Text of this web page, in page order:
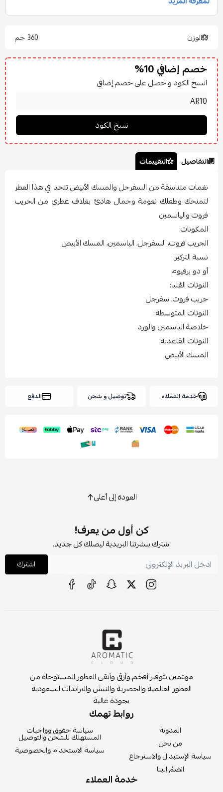
الوزن 360 جم
خصم إضافي 10%
انسخ الكود واحصل على خصم إضافي
التفاصيل التقييمات
نغمات متناسقة من السفرجل والمسك الأبيض تتحد في هذا العطر
لتمنحك وطفلك نعومة وجمال هادئ بغلاف عطري من الجريب
فروت والياسمين
المكونات:
الجريب فروت، السفرجل، الياسمين، المسك الأبيض
نسبة التركيز:
أو دو برفيوم
النوتات العُليا:
جريب فروت، سفرجل
النوتات المتوسطة:
خلاصة الياسمين والورد
النوتات القاعدية:
المسك الأبيض
خدمة العملاء توصيل و شحن الدفع
العودة إلى أعلى
كن أول من يعرف!
اشترك بنشرتنا البريدية ليصلك كل جديد.
اشترك
مهتمين بتوفير أفخم وأرقى وأنقى العطور المستوحاه من
العطور العالمية والحصرية والنيش والبراندات السعودية
بجودة عالية
روابط تهمك
المدونة
من نحن
سياسة الإستبدال والاسترجاع
انضمَّ إلينا
سياسة حقوق وواجبات
المستهلك للشحن والتوصيل
سياسة الاستخدام والخصوصية
خدمة العملاء